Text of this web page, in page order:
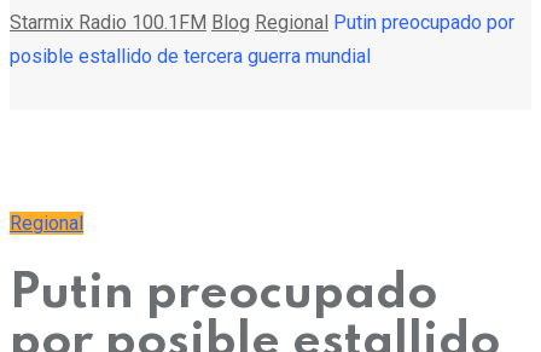
Starmix Radio 100.1FM Blog Regional Putin preocupado por
posible estallido de tercera guerra mundial
Regional
Putin preocupado
por posible estallido